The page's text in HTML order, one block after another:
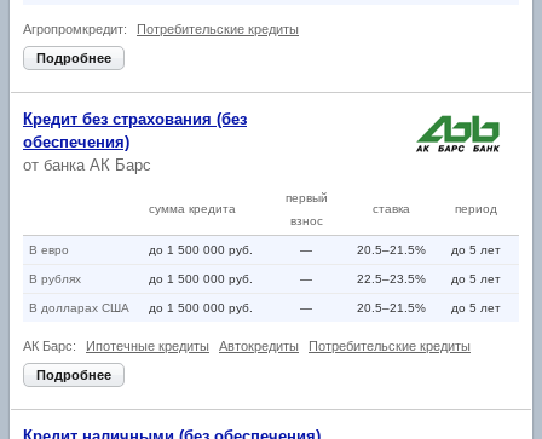
Агропромкредит:
Потребительские кредиты
Подробнее
Кредит без страхования (без
обеспечения)
от банка АК Барс
сумма кредита
первый
взнос
ставка период
В eвро до 1 500 000 руб. — 20.5–21.5% до 5 лет
В рублях до 1 500 000 руб. — 22.5–23.5% до 5 лет
В долларах США до 1 500 000 руб. — 20.5–21.5% до 5 лет
АК Барс: Ипотечные кредиты Автокредиты
Потребительские кредиты
Подробнее